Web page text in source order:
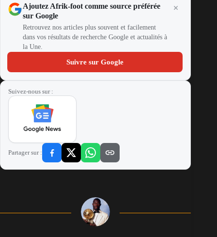
Ajoutez Afrik-foot comme source préférée
sur Google
Retrouvez nos articles plus souvent et facilement
dans vos résultats de recherche Google et actualités à
la Une.
Suivre sur Google
Suivez-nous sur :
Partager sur :